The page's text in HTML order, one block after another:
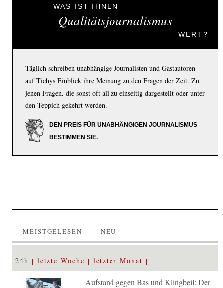
WAS IST IHNEN
Qualitätsjournalismus
WERT?
Täglich schreiben unabhängige Journalisten und Gastautoren
auf Tichys Einblick ihre Meinung zu den Fragen der Zeit. Zu
jenen Fragen, die sonst oft all zu einseitig dargestellt oder unter
den Teppich gekehrt werden.
DEN PREIS FÜR UNABHÄNGIGEN JOURNALISMUS
BESTIMMEN SIE.
MEISTGELESEN NEU
24h letzte Woche letzter Monat
Aufstand gegen Bas und Klingbeil: Der